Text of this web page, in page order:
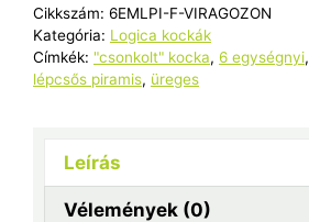
Cikkszám: 6EMLPI-F-VIRAGOZON
Kategória: Logica kockák
Címkék: "csonkolt" kocka, 6 egységnyi,
lépcsős piramis, üreges
Leírás
Vélemények (0)